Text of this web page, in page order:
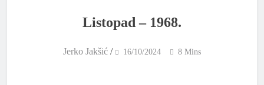
Listopad – 1968.
Jerko Jakšić / 16/10/2024 8 Mins